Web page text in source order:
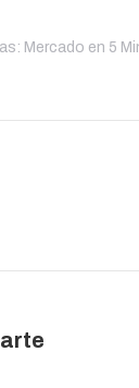
Mercado en 5